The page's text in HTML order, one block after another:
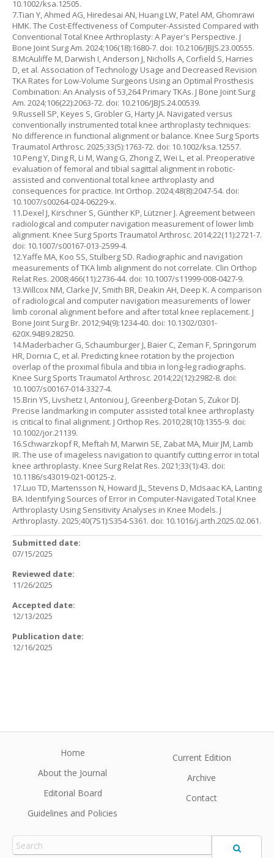
10.1002/ksa.12505.
7.Tian Y, Ahmed AG, Hiredesai AN, Huang LW, Patel AM, Ghomrawi
HMK. The Cost-Effectiveness of Computer-Assisted Compared with
Conventional Total Knee Arthroplasty: A Payer's Perspective. J
Bone Joint Surg Am. 2024;106(18):1680-7. doi: 10.2106/JBJS.23.00555.
8.McAuliffe M, Darwish I, Anderson J, Nicholls A, Corfield S, Harries
D, et al. Association of Technology Usage and Decreased Revision
TKA Rates for Low-Volume Surgeons Using an Optimal Prosthesis
Combination: An Analysis of 53,264 Primary TKAs. J Bone Joint Surg
Am. 2024;106(22):2063-72. doi: 10.2106/JBJS.24.00539.
9.Russell SP, Keyes S, Grobler G, Harty JA. Navigated versus
conventionally instrumented total knee arthroplasty techniques:
No difference in functional alignment or balance. Knee Surg Sports
Traumatol Arthrosc. 2025;33(5):1763-72. doi: 10.1002/ksa.12557.
10.Peng Y, Ding R, Li M, Wang G, Zhong Z, Wei L, et al. Preoperative
evaluation of femoral and tibial sagittal alignment in robotic-
assisted and conventional total knee arthroplasty and
consequences for practice. Int Orthop. 2024;48(8):2047-54. doi:
10.1007/s00264-024-06229-x.
11.Dexel J, Kirschner S, Günther KP, Lützner J. Agreement between
radiological and computer navigation measurement of lower limb
alignment. Knee Surg Sports Traumatol Arthrosc. 2014;22(11):2721-7.
doi: 10.1007/s00167-013-2599-4.
12.Yaffe MA, Koo SS, Stulberg SD. Radiographic and navigation
measurements of TKA limb alignment do not correlate. Clin Orthop
Relat Res. 2008;466(11):2736-44. doi: 10.1007/s11999-008-0427-9.
13.Willcox NM, Clarke JV, Smith BR, Deakin AH, Deep K. A comparison
of radiological and computer navigation measurements of lower
limb coronal alignment before and after total knee replacement. J
Bone Joint Surg Br. 2012;94(9):1234-40. doi: 10.1302/0301-
620X.94B9.28250.
14.Maderbacher G, Schaumburger J, Baier C, Zeman F, Springorum
HR, Dornia C, et al. Predicting knee rotation by the projection
overlap of the proximal fibula and tibia in long-leg radiographs.
Knee Surg Sports Traumatol Arthrosc. 2014;22(12):2982-8. doi:
10.1007/s00167-014-3327-4.
15.Brin YS, Livshetz I, Antoniou J, Greenberg-Dotan S, Zukor DJ.
Precise landmarking in computer assisted total knee arthroplasty
is critical to final alignment. J Orthop Res. 2010;28(10):1355-9. doi:
10.1002/jor.21139.
16.Schwarzkopf R, Meftah M, Marwin SE, Zabat MA, Muir JM, Lamb
IR. The use of imageless navigation to quantify cutting error in total
knee arthroplasty. Knee Surg Relat Res. 2021;33(1):43. doi:
10.1186/s43019-021-00125-z.
17.Luo TD, Martensson N, Howard JL, Stevens D, McIsaac KA, Lanting
BA. Identifying Sources of Error in Computer-Navigated Total Knee
Arthroplasty Using Sensitivity Analyses in Knee Models. J
Arthroplasty. 2025;40(7S1):S354-S361. doi: 10.1016/j.arth.2025.02.061.
Submitted date:
07/15/2025
Reviewed date:
11/26/2025
Accepted date:
12/13/2025
Publication date:
12/16/2025
Home
About the Journal
Editorial Board
Guidelines and Policies
Current Edition
Archive
Contact